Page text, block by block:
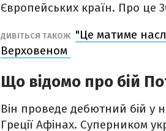
Європейських країн. Про це
ДИВІТЬСЯ ТАКОЖ "Це матиме
Верховеном
Що відомо про бій
Він проведе дебютний бій у
Греції Афінах. Суперником